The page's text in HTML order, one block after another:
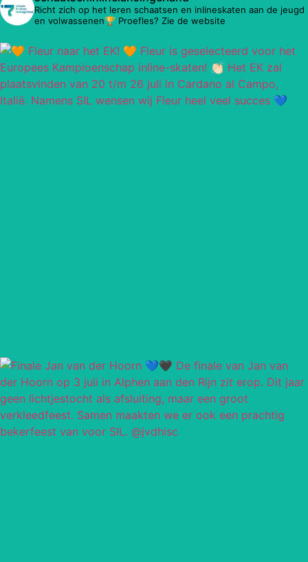
Richt zich op het leren schaatsen en inlineskaten aan de jeugd
en volwassenen🏆 Proefles? Zie de website